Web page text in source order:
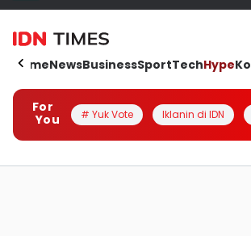
HomeNewsBusinessSportTechHype
For
You
# Yuk Vote Iklanin di IDN